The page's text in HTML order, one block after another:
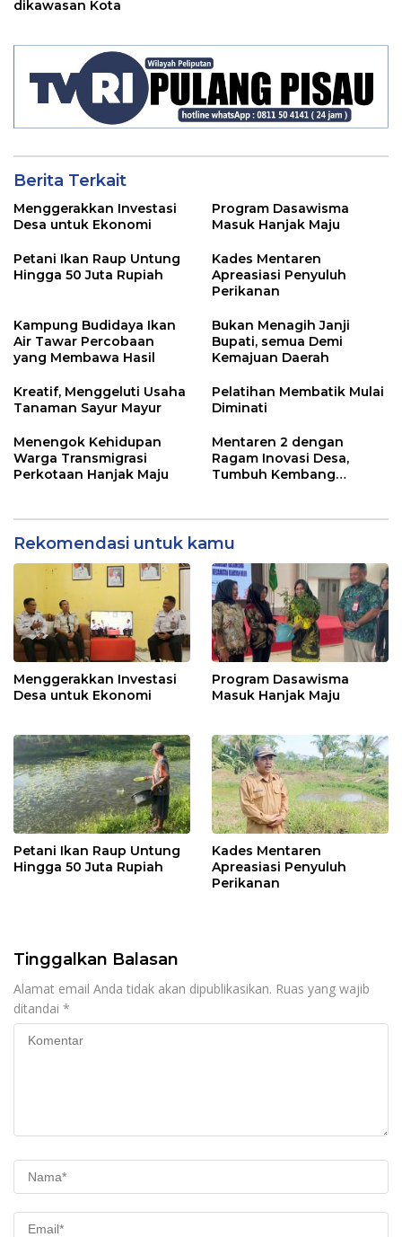
dikawasan Kota
Berita Terkait
Menggerakkan Investasi
Desa untuk Ekonomi
Program Dasawisma
Masuk Hanjak Maju
Petani Ikan Raup Untung
Hingga 50 Juta Rupiah
Kades Mentaren
Apreasiasi Penyuluh
Perikanan
Kampung Budidaya Ikan
Air Tawar Percobaan
yang Membawa Hasil
Bukan Menagih Janji
Bupati, semua Demi
Kemajuan Daerah
Kreatif, Menggeluti Usaha
Tanaman Sayur Mayur
Pelatihan Membatik Mulai
Diminati
Menengok Kehidupan
Warga Transmigrasi
Perkotaan Hanjak Maju
Mentaren 2 dengan
Ragam Inovasi Desa,
Tumbuh Kembang
Rekomendasi untuk kamu
Menggerakkan Investasi
Desa untuk Ekonomi
Program Dasawisma
Masuk Hanjak Maju
Petani Ikan Raup Untung
Hingga 50 Juta Rupiah
Kades Mentaren
Apreasiasi Penyuluh
Perikanan
Tinggalkan Balasan
Alamat email Anda tidak akan dipublikasikan. Ruas yang wajib
ditandai *